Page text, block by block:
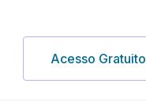
Acesso Gratuito